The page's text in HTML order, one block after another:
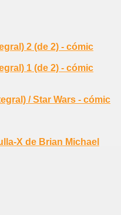
2 (de 2) - cómic
1 (de 2) - cómic
/ Star Wars - cómic
X de Brian Michael